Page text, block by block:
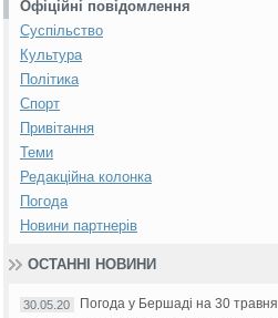
Офіційні повідомлення
Суспільство
Культура
Політика
Спорт
Привітання
Теми
Редакційна колонка
Погода
Новини партнерів
ОСТАННІ НОВИНИ
30.05.20 Погода у Бершаді на 30 травня